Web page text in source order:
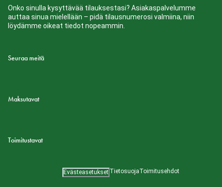
Onko sinulla kysyttävää tilauksestasi? Asiakaspalvelumme
auttaa sinua mielellään – pidä tilausnumerosi valmiina, niin
löydämme oikeat tiedot nopeammin.
Seuraa meitä
Maksutavat
Toimitustavat
Evästeasetukset TietosuojaToimitusehdot